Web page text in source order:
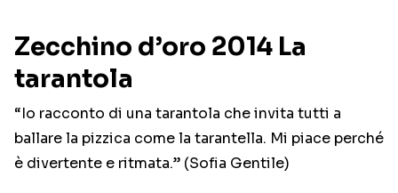
Zecchino d’oro 2014 La
tarantola
“Io racconto di una tarantola che invita tutti a
ballare la pizzica come la tarantella. Mi piace perché
è divertente e ritmata.” (Sofia Gentile)